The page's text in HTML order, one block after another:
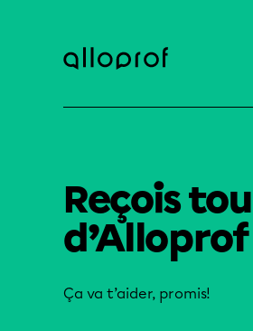
Reçois
Ça va t’aider, promis!